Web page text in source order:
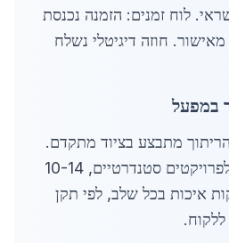
לוח זמנים: הזמנה נכנסת
24 שעות מאישור. חוזה דיגיטלי נשלח
מתבצע בציוד מתקדם.
זמן ייצור: 3-7 ימים לפרויקטים סטנדרטיים, 10-14
איכות בכל שלב, לפי תקן